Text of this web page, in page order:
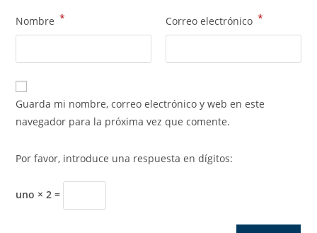
Nombre * Correo electrónico *
Guarda mi nombre, correo electrónico y web en este
navegador para la próxima vez que comente.
Por favor, introduce una respuesta en dígitos:
uno × 2 =